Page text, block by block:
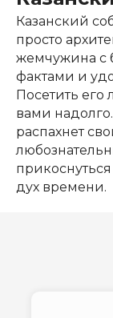
Казанский
просто
жемчужина с
фактами и
Посетить его
вами
распахнет
дух времени.